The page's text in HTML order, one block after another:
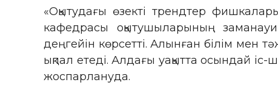
«Оқытудағы өзекті трендтер
кафедрасы оқытушыларының
деңгейін көрсетті. Алынған білім мен
ықпал етеді. Алдағы уақытта осындай
жоспарлануда.